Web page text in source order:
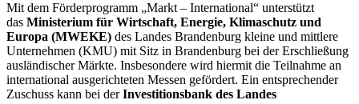
Mit dem Förderprogramm „Markt – International“ unterstützt
das Ministerium für Wirtschaft, Energie, Klimaschutz und
Europa (MWEKE) des Landes Brandenburg kleine und mittlere
Unternehmen (KMU) mit Sitz in Brandenburg bei der Erschließung
ausländischer Märkte. Insbesondere wird hiermit die Teilnahme an
international ausgerichteten Messen gefördert. Ein entsprechender
Zuschuss kann bei derInvestitionsbank des Landes